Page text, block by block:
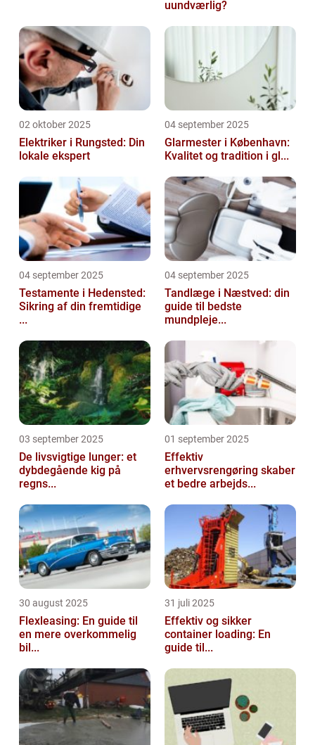
uundværlig?
02 oktober 2025
Elektriker i Rungsted: Din
lokale ekspert
04 september 2025
Glarmester i København:
Kvalitet og tradition i gl...
04 september 2025
Testamente i Hedensted:
Sikring af din fremtidige
...
04 september 2025
Tandlæge i Næstved: din
guide til bedste
mundpleje...
03 september 2025
De livsvigtige lunger: et
dybdegående kig på
regns...
01 september 2025
Effektiv
erhvervsrengøring skaber
et bedre arbejds...
30 august 2025
Flexleasing: En guide til
en mere overkommelig
bil...
31 juli 2025
Effektiv og sikker
container loading: En
guide til...